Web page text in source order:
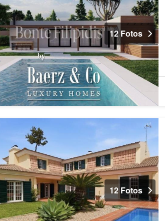
12 Fotos
12 Fotos